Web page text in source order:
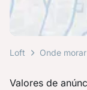
Loft Onde morar
Valores de